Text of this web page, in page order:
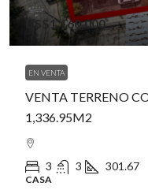
US$1,160,000
EN VENTA
VENTA TERRENO
1,336.95M2
3 3 301.67
CASA